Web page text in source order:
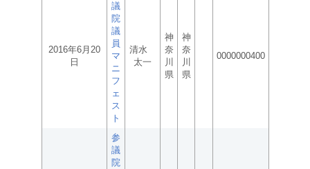
2016年6月20
日
議
院
議
員
マ
ニ
フ
ェ
ス
ト
清水
太一
神
奈
川
県
神
奈
川
県
0000000400
参
議
院